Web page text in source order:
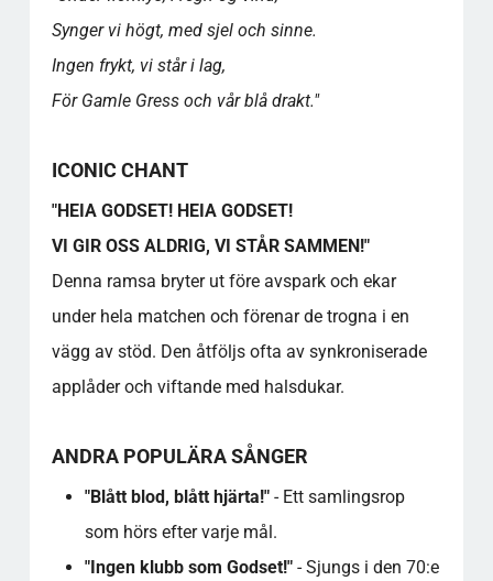
Synger vi högt, med sjel och sinne.
Ingen frykt, vi står i lag,
För Gamle Gress och vår blå drakt."
ICONIC CHANT
"HEIA GODSET! HEIA GODSET!
VI GIR OSS ALDRIG, VI STÅR SAMMEN!"
Denna ramsa bryter ut före avspark och ekar
under hela matchen och förenar de trogna i en
vägg av stöd. Den åtföljs ofta av synkroniserade
applåder och viftande med halsdukar.
ANDRA POPULÄRA SÅNGER
"Blått blod, blått hjärta!"- Ett samlingsrop
som hörs efter varje mål.
"Ingen klubb som Godset!"- Sjungs i den 70:e